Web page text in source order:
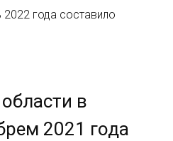
года составило
в
2021 года